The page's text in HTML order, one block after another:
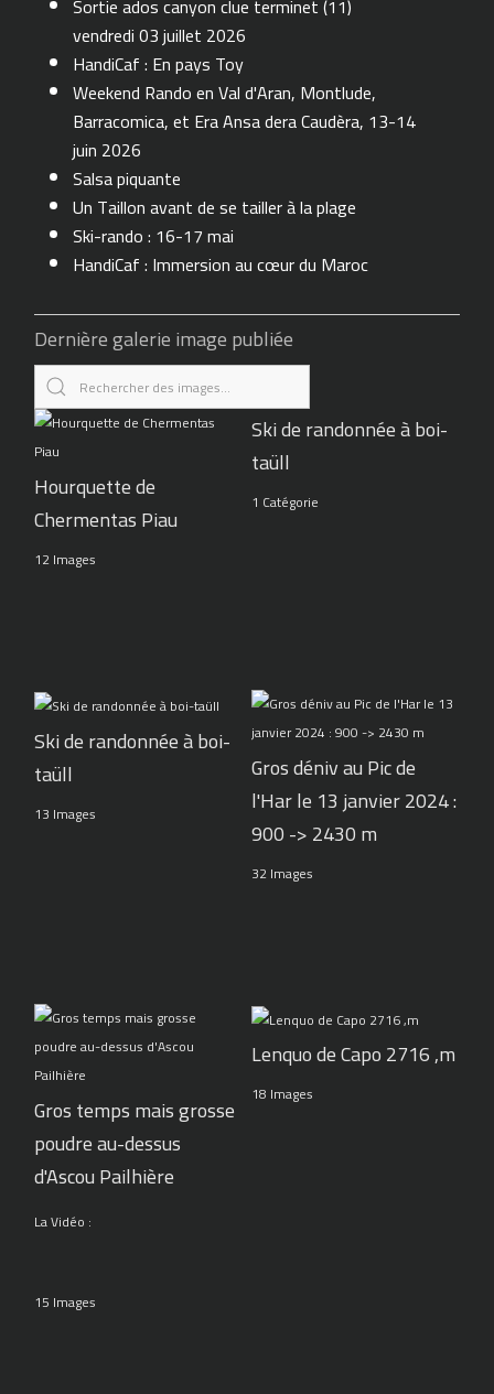
Sortie ados canyon clue terminet (11)
vendredi 03 juillet 2026
HandiCaf : En pays Toy
Weekend Rando en Val d'Aran, Montlude,
Barracomica, et Era Ansa dera Caudèra, 13-14
juin 2026
Salsa piquante
Un Taillon avant de se tailler à la plage
Ski-rando : 16-17 mai
HandiCaf : Immersion au cœur du Maroc
Dernière galerie image publiée
Hourquette de
Chermentas Piau
12 Images
Ski de randonnée à boi-
taüll
1 Catégorie
Ski de randonnée à boi-
taüll
13 Images
Gros déniv au Pic de
l'Har le 13 janvier 2024 :
900 -> 2430 m
32 Images
Gros temps mais grosse
poudre au-dessus
d'Ascou Pailhière
La Vidéo :
15 Images
Lenquo de Capo 2716 ,m
18 Images